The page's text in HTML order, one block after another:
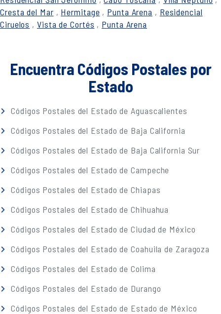
Cresta del Mar , Hermitage , Punta Arena , Residencial
Ciruelos , Vista de Cortés , Punta Arena
Encuentra Códigos Postales por
Estado
Códigos Postales del Estado de Aguascalientes
Códigos Postales del Estado de Baja California
Códigos Postales del Estado de Baja California Sur
Códigos Postales del Estado de Campeche
Códigos Postales del Estado de Chiapas
Códigos Postales del Estado de Chihuahua
Códigos Postales del Estado de Ciudad de México
Códigos Postales del Estado de Coahuila de Zaragoza
Códigos Postales del Estado de Colima
Códigos Postales del Estado de Durango
Códigos Postales del Estado de Estado de México